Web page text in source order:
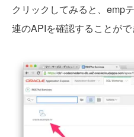
クリックしてみると、emp
連のAPIを確認することがで